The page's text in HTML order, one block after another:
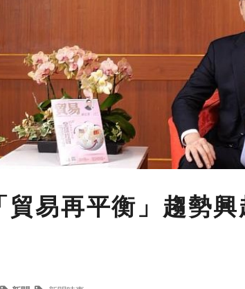
易再平衡」趨勢興